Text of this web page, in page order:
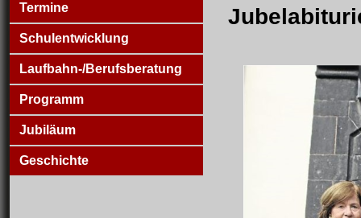
Termine
Schulentwicklung
Laufbahn-/Berufsberatung
Programm
Jubiläum
Geschichte